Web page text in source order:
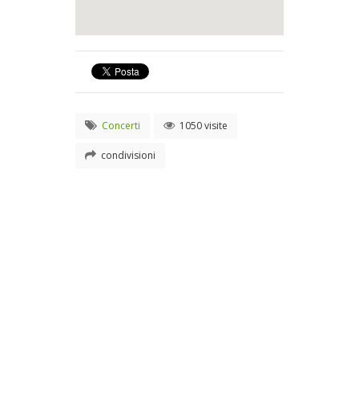
Concerti 1050 visite
condivisioni